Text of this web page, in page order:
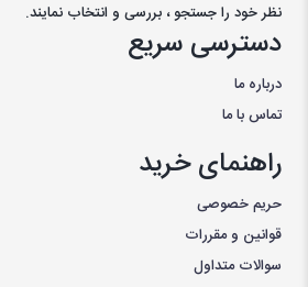
نظر خود را جستجو ، بررسی و انتخاب نمايند.
دسترسی سریع
درباره ما
تماس با ما
راهنمای خرید
حریم خصوصی
قوانین و مقررات
سوالات متداول